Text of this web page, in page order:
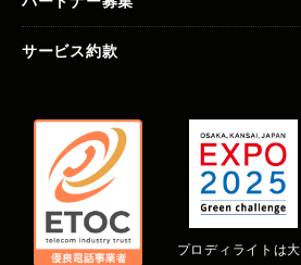
サービス約款
プロディライトは大